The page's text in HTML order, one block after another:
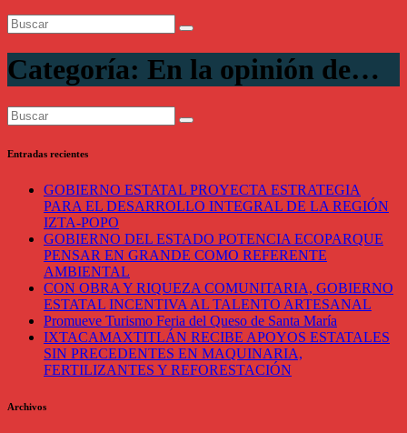
Categoría: En la opinión de…
Entradas recientes
GOBIERNO ESTATAL PROYECTA ESTRATEGIA
PARA EL DESARROLLO INTEGRAL DE LA REGIÓN
IZTA-POPO
GOBIERNO DEL ESTADO POTENCIA ECOPARQUE
PENSAR EN GRANDE COMO REFERENTE
AMBIENTAL
CON OBRA Y RIQUEZA COMUNITARIA, GOBIERNO
ESTATAL INCENTIVA AL TALENTO ARTESANAL
Promueve Turismo Feria del Queso de Santa María
IXTACAMAXTITLÁN RECIBE APOYOS ESTATALES
SIN PRECEDENTES EN MAQUINARIA,
FERTILIZANTES Y REFORESTACIÓN
Archivos